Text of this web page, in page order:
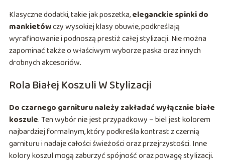
Klasyczne dodatki, takie jak poszetka,eleganckie spinki do
mankietówczy wysokiej klasy obuwie, podkreślają
wyrafinowanie i podnoszą prestiż całej stylizacji. Nie można
zapominać także o właściwym wyborze paska oraz innych
drobnych akcesoriów.
Rola Białej Koszuli W Stylizacji
Do czarnego garnituru należy zakładać wyłącznie białe
koszule. Ten wybór nie jest przypadkowy – biel jest kolorem
najbardziej formalnym, który podkreśla kontrast z czernią
garnituru i nadaje całości świeżości oraz przejrzystości. Inne
kolory koszul mogą zaburzyć spójność oraz powagę stylizacji.